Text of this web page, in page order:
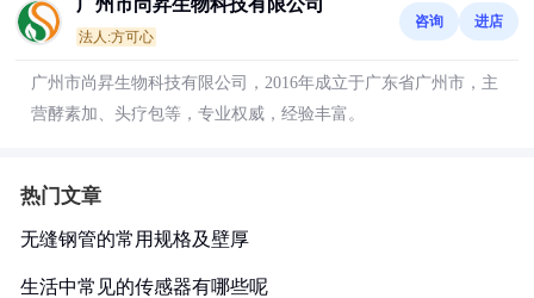
广州市尚昇生物科技有限公司
法人:方可心
咨询 进店
广州市尚昇生物科技有限公司，2016年成立于广东省广州市，主
营酵素加、头疗包等，专业权威，经验丰富。
热门文章
无缝钢管的常用规格及壁厚
生活中常见的传感器有哪些呢